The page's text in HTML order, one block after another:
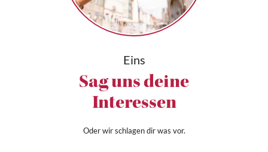
Eins
Sag uns deine
Interessen
Oder wir schlagen dir was vor.